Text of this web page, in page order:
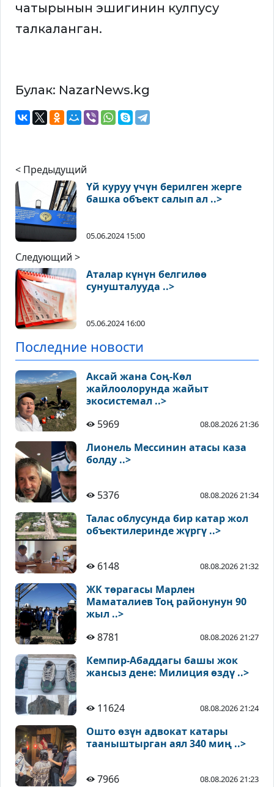
чатырынын эшигинин кулпусу
талкаланган.
Булак: NazarNews.kg
< Предыдущий
Үй куруу үчүн берилген жерге
башка объект салып ал ..>
05.06.2024 15:00
Следующий >
Аталар күнүн белгилөө
сунушталууда ..>
05.06.2024 16:00
Последние новости
Аксай жана Соң-Көл
жайлоолорунда жайыт
экосистемал ..>
5969
08.08.2026 21:36
Лионель Мессинин атасы каза
болду ..>
5376 08.08.2026 21:34
Талас облусунда бир катар жол
объектилеринде жүргү ..>
6148 08.08.2026 21:32
ЖК төрагасы Марлен
Маматалиев Тоң районунун 90
жыл ..>
8781
08.08.2026 21:27
Кемпир-Абаддагы башы жок
жансыз дене: Милиция өздү ..>
11624 08.08.2026 21:24
Ошто өзүн адвокат катары
тааныштырган аял 340 миң ..>
7966 08.08.2026 21:23